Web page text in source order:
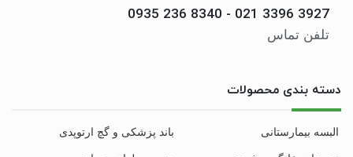
021 3396 3927
-
0935 236 8340
تلفن تماس
دسته بندی محصولات
البسه بیمارستانی باند پزشکی و گچ ارتوپدی